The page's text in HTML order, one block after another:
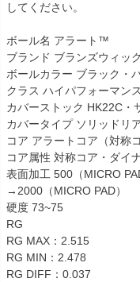
してください。
ボール名 アラート™
ブランド ブランズウィック
ボールカラー ブラック・
クラス ハイパフォーマンス
カバーストック HK22C・
カバータイプ ソリッドリ
コア アラートコア（対称コ
コア属性 対称コア・ダイ
表面加工 500（MICRO
→2000（MICRO PAD）
硬度 73~75
RG
RG MAX：2.515
RG MIN：2.478
RG DIFF：0.037